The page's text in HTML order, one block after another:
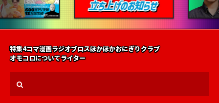
特集4コマ漫画ラジオブロスほかほかおにぎりクラブ
オモコロについてライター